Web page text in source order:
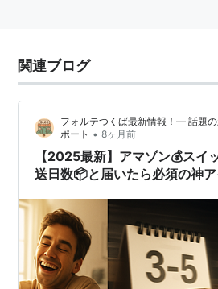
関連ブログ
フォルテつくば最新情報！— 話題
ポート • 8ヶ月前
【2025最新】アマゾン💰スイ
送日数📦と届いたら必須の神